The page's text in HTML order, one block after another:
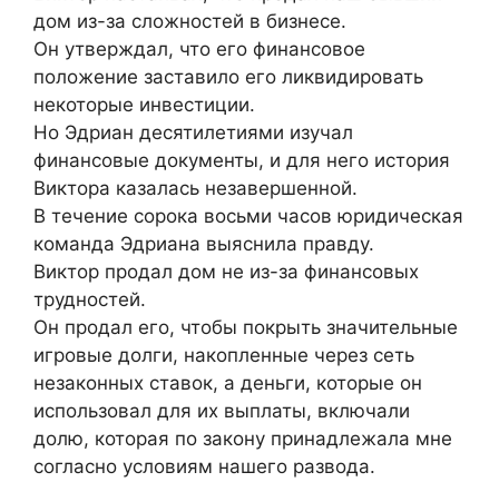
дом из-за сложностей в бизнесе.
Он утверждал, что его финансовое
положение заставило его ликвидировать
некоторые инвестиции.
Но Эдриан десятилетиями изучал
финансовые документы, и для него история
Виктора казалась незавершенной.
В течение сорока восьми часов юридическая
команда Эдриана выяснила правду.
Виктор продал дом не из-за финансовых
трудностей.
Он продал его, чтобы покрыть значительные
игровые долги, накопленные через сеть
незаконных ставок, а деньги, которые он
использовал для их выплаты, включали
долю, которая по закону принадлежала мне
согласно условиям нашего развода.